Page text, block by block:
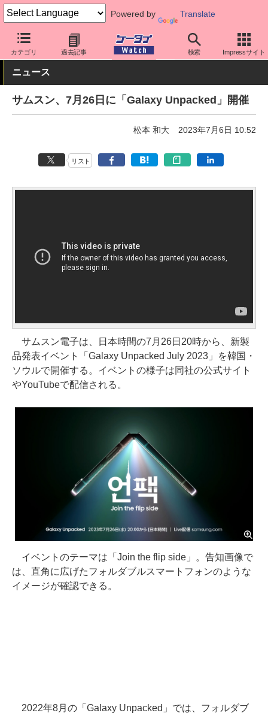
Powered by Translate
カテゴリ 過去記事 検索 Impressサイト
ケータイ Watch OS Android Galaxy
ニュース
サムスン、7月26日に「Galaxy Unpacked」開催
松本 和大 2023年7月6日 10:52
リスト
サムスン電子は、日本時間の7月26日20時から、新製
品発表イベント「Galaxy Unpacked July 2023」を韓国・
ソウルで開催する。イベントの様子は同社の公式サイト
やYouTubeで配信される。
イベントのテーマは「Join the flip side」。告知画像で
は、直角に広げたフォルダブルスマートフォンのような
イメージが確認できる。
2022年8月の「Galaxy Unpacked」では、フォルダブ